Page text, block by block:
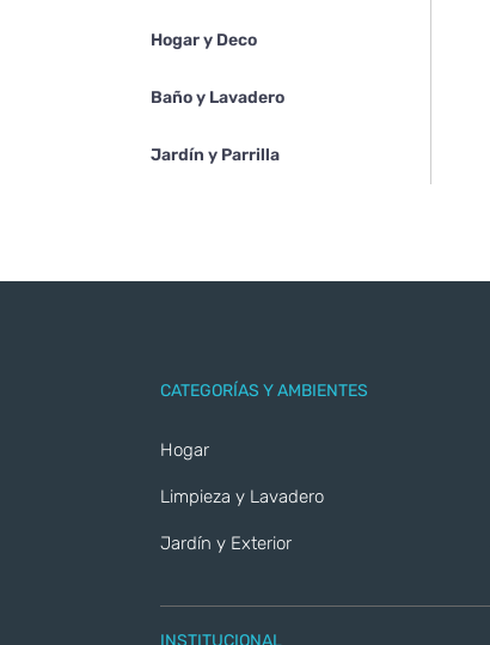
Hogar y Deco
Baño y Lavadero
Jardín y Parrilla
CATEGORÍAS Y AMBIENTES
Hogar
Limpieza y Lavadero
Jardín y Exterior